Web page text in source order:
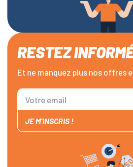
RESTEZ
Et ne manquez plus nos offres
JE M'INSCRIS !